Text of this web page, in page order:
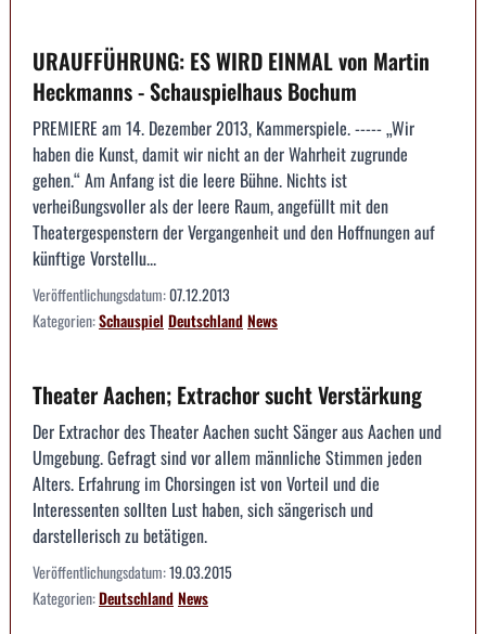
URAUFFÜHRUNG: ES WIRD EINMAL von Martin
Heckmanns - Schauspielhaus Bochum
PREMIERE am 14. Dezember 2013, Kammerspiele. ----- „Wir
haben die Kunst, damit wir nicht an der Wahrheit zugrunde
gehen.“ Am Anfang ist die leere Bühne. Nichts ist
verheißungsvoller als der leere Raum, angefüllt mit den
Theatergespenstern der Vergangenheit und den Hoffnungen auf
künftige Vorstellu...
Veröffentlichungsdatum:07.12.2013
Kategorien:Schauspiel DeutschlandNews
Theater Aachen; Extrachor sucht Verstärkung
Der Extrachor des Theater Aachen sucht Sänger aus Aachen und
Umgebung. Gefragt sind vor allem männliche Stimmen jeden
Alters. Erfahrung im Chorsingen ist von Vorteil und die
Interessenten sollten Lust haben, sich sängerisch und
darstellerisch zu betätigen.
Veröffentlichungsdatum:19.03.2015
Kategorien:DeutschlandNews